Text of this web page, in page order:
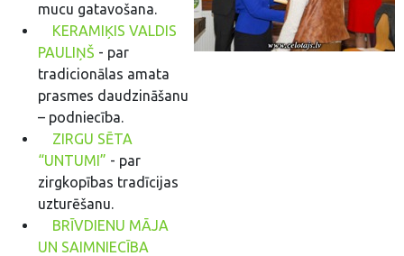
mucu gatavošana.
KERAMIĶIS VALDIS
PAULIŅŠ - par
tradicionālas amata
prasmes daudzināšanu
– podniecība.
ZIRGU SĒTA
“UNTUMI” - par
zirgkopības tradīcijas
uzturēšanu.
BRĪVDIENU MĀJA
UN SAIMNIECĪBA